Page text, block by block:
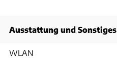
Ausstattung und Sonstiges
WLAN